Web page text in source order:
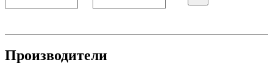
Производители